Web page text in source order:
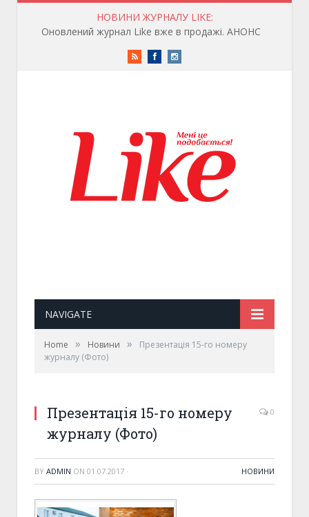
НОВИНИ ЖУРНАЛУ LIKE:
Артур Дронь відкрив онлайн-книгарню
RSS FacebookInstagram
NAVIGATE
Home » Новини »
Презентація 15-го номеру
журналу (Фото)
Презентація 15-го номеру
журналу (Фото)
0
BY ADMIN ON 01.07.2017 · НОВИНИ